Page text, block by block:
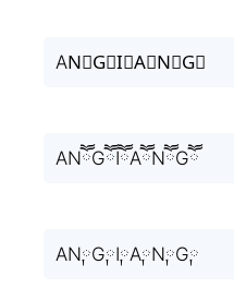
AN⃒G⃒I⃒A⃒N⃒G⃒
ANཽGཽIཽAཽNཽGཽ
AN༙G༙I༙A༙N༙G༙